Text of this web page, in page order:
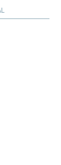
butik i